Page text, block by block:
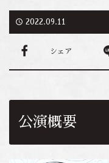
access_time 2022.09.11
シェア
公演概要